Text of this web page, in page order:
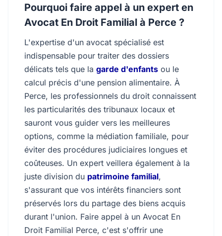
Pourquoi faire appel à un expert en
Avocat En Droit Familial à Perce ?
L'expertise d'un avocat spécialisé est
indispensable pour traiter des dossiers
délicats tels que la garde d'enfants ou le
calcul précis d'une pension alimentaire. À
Perce, les professionnels du droit connaissent
les particularités des tribunaux locaux et
sauront vous guider vers les meilleures
options, comme la médiation familiale, pour
éviter des procédures judiciaires longues et
coûteuses. Un expert veillera également à la
juste division du patrimoine familial,
s'assurant que vos intérêts financiers sont
préservés lors du partage des biens acquis
durant l'union. Faire appel à un Avocat En
Droit Familial Perce, c'est s'offrir une